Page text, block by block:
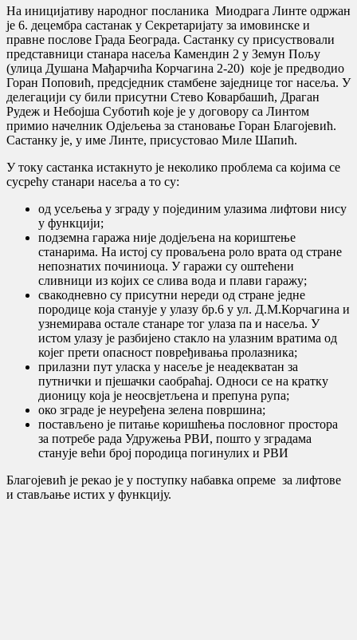
На иницијативу народног посланика Миодрага Линте одржан
је 6. децембра састанак у Секретаријату за имовинске и
правне послове Града Београда. Састанку су присуствовали
представници станара насеља Камендин 2 у Земун Пољу
(улица Душана Мађарчића Корчагина 2-20) које је предводио
Горан Поповић, предсједник стамбене заједнице тог насеља. У
делегацији су били присутни Стево Коварбашић, Драган
Рудеж и Небојша Суботић које је у договору са Линтом
примио начелник Одјељења за становање Горан Благојевић.
Састанку је, у име Линте, присустовао Миле Шапић.
У току састанка истакнуто је неколико проблема са којима се
сусрећу станари насеља а то су:
од усељења у зграду у појединим улазима лифтови нису
у функцији;
подземна гаража није додјељена на кориштење
станарима. На истој су проваљена роло врата од стране
непознатих починиоца. У гаражи су оштећени
сливници из којих се слива вода и плави гаражу;
свакодневно су присутни нереди од стране једне
породице која станује у улазу бр.6 у ул. Д.М.Корчагина и
узнемирава остале станаре тог улаза па и насеља. У
истом улазу је разбијено стакло на улазним вратима од
којег прети опасност повређивања пролазника;
прилазни пут уласка у насеље је неадекватан за
путнички и пјешачки саобраћај. Односи се на кратку
дионицу која је неосвјетљена и препуна рупа;
око зграде је неуређена зелена површина;
постављено је питање коришћења пословног простора
за потребе рада Удружења РВИ, пошто у зградама
станује већи број породица погинулих и РВИ
Благојевић је рекао је у поступку набавка опреме за лифтове
и стављање истих у функцију.